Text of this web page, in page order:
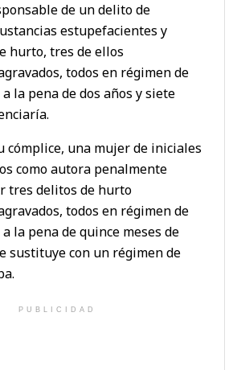
de un delito de
estupefacientes y
hurto, tres de ellos
todos en régimen de
la pena de dos años y siete
cómplice, una mujer de iniciales
como autora penalmente
tres delitos de hurto
todos en régimen de
la pena de quince meses de
sustituye con un régimen de
PUBLICIDAD